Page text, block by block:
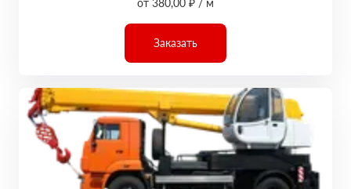
от 380,00 ₽ / м
Заказать